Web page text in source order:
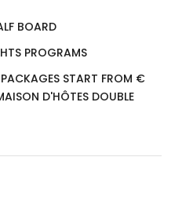
BOARD
PROGRAMS
START FROM €
D'HÔTES DOUBLE